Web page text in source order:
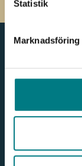
Statistik
Marknadsföring
Meny
Nyheter
Om oss